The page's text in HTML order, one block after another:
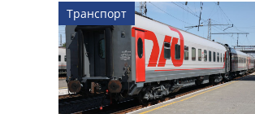
Транспорт